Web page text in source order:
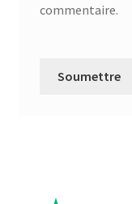
commentaire.